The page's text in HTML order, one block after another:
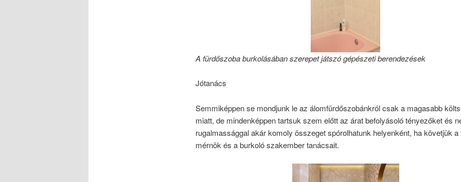
A fürdőszoba burkolásában szerepet játszó gépészeti berendezések
Jótanács
Semmiképpen se mondjunk le az álomfürdőszobánkról csak a magasabb
miatt, de mindenképpen tartsuk szem előtt az árat befolyásoló tényezőket és
rugalmassággal akár komoly összeget spórolhatunk helyenként, ha követjük a
mérnök és a burkoló szakember tanácsait.